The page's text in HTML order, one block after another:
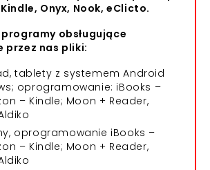
Onyx, Nook, eClicto.
programy obsługujące
przez nas pliki:
tablety z systemem Android
oprogramowanie: iBooks –
– Kindle; Moon + Reader,
oprogramowanie iBooks –
– Kindle; Moon + Reader,